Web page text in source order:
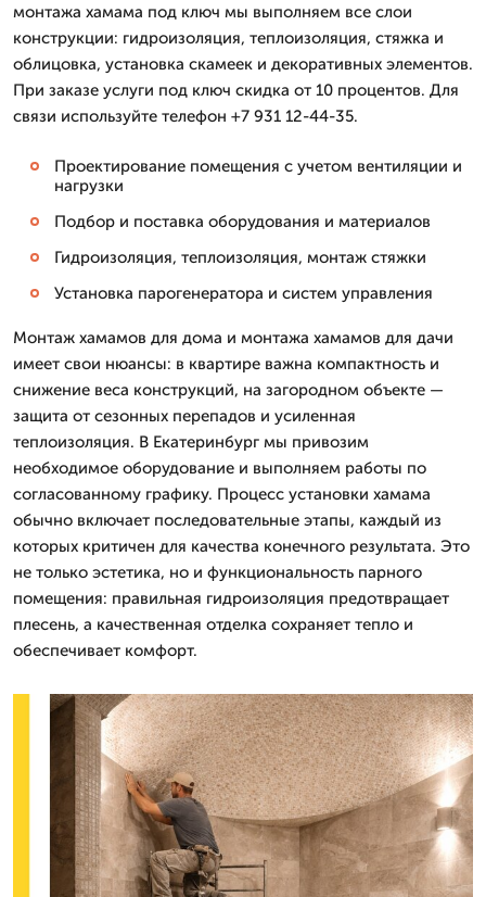
монтажа хамама под ключ мы выполняем все слои
конструкции: гидроизоляция, теплоизоляция, стяжка и
облицовка, установка скамеек и декоративных элементов.
При заказе услуги под ключ скидка от 10 процентов. Для
связи используйте телефон +7 931 12-44-35.
Проектирование помещения с учетом вентиляции и
нагрузки
Подбор и поставка оборудования и материалов
Гидроизоляция, теплоизоляция, монтаж стяжки
Установка парогенератора и систем управления
Монтаж хамамов для дома и монтажа хамамов для дачи
имеет свои нюансы: в квартире важна компактность и
снижение веса конструкций, на загородном объекте —
защита от сезонных перепадов и усиленная
теплоизоляция. В Екатеринбург мы привозим
необходимое оборудование и выполняем работы по
согласованному графику. Процесс установки хамама
обычно включает последовательные этапы, каждый из
которых критичен для качества конечного результата. Это
не только эстетика, но и функциональность парного
помещения: правильная гидроизоляция предотвращает
плесень, а качественная отделка сохраняет тепло и
обеспечивает комфорт.